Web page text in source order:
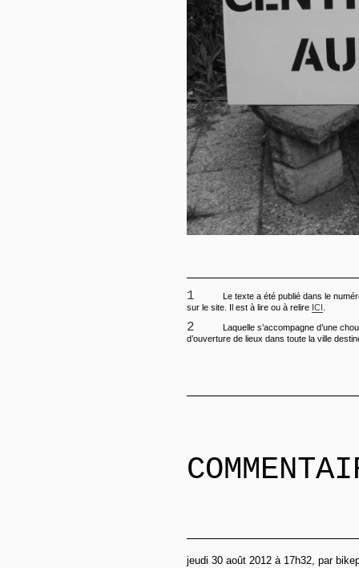
1
Le texte a été publié dans le
sur le site. Il est à lire ou à relire ICI
2
Laquelle s’accompagne d’une
d’ouverture de lieux dans toute la ville
jeudi 30 août 2012 à 17h32, par